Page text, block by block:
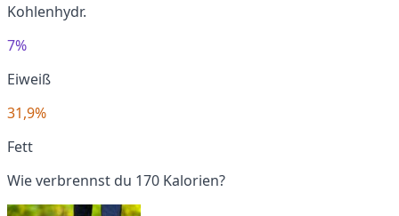
Kohlenhydr.
7%
Eiweiß
31,9%
Fett
Wie verbrennst du 170 Kalorien?